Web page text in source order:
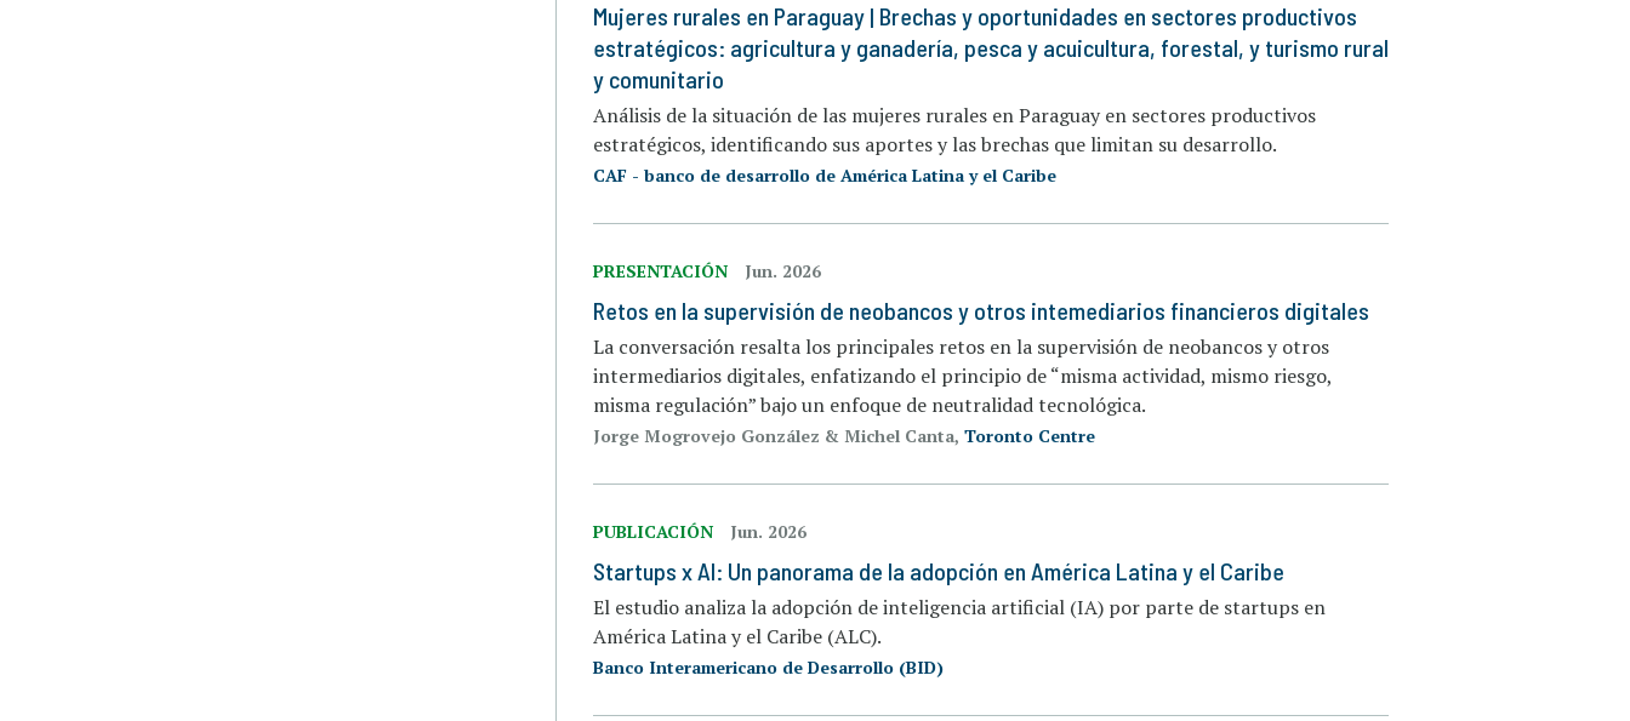
Mujeres rurales en Paraguay | Brechas y oportunidades en sectores productivos
estratégicos: agricultura y ganadería, pesca y acuicultura, forestal, y turismo rural
y comunitario
Análisis de la situación de las mujeres rurales en Paraguay en sectores productivos
estratégicos, identificando sus aportes y las brechas que limitan su desarrollo.
CAF - banco de desarrollo de América Latina y el Caribe
PRESENTACIÓN Jun. 2026
Retos en la supervisión de neobancos y otros intemediarios financieros digitales
La conversación resalta los principales retos en la supervisión de neobancos y otros
intermediarios digitales, enfatizando el principio de “misma actividad, mismo riesgo,
misma regulación” bajo un enfoque de neutralidad tecnológica.
Jorge Mogrovejo González & Michel Canta, Toronto Centre
PUBLICACIÓN Jun. 2026
Startups x AI: Un panorama de la adopción en América Latina y el Caribe
El estudio analiza la adopción de inteligencia artificial (IA) por parte de startups en
América Latina y el Caribe (ALC).
Banco Interamericano de Desarrollo (BID)